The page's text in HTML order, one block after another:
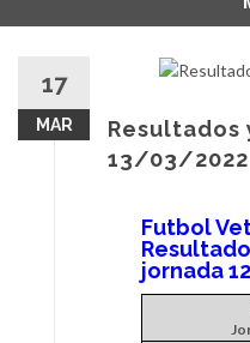
contenido
17
MAR
13/03/2022
Futbol
jornada